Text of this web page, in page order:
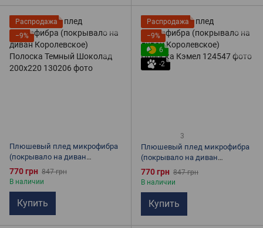
Распродажа
−9%
Плюшевый плед микрофибра
(покрывало на диван
Королевское) Полоска
Темный Шоколад 200х220
770 грн 847 грн
В наличии
Купить
Распродажа
−9%
6
-2
3
Плюшевый плед микрофибра
(покрывало на диван
Королевское) Полоска Кэмел
770 грн 847 грн
В наличии
Купить